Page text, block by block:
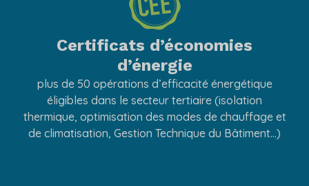
Certificats d’économies
d’énergie
plus de 50 opérations d’efficacité énergétique
éligibles dans le secteur tertiaire (isolation
thermique, optimisation des modes de chauffage et
de climatisation, Gestion Technique du Bâtiment…)